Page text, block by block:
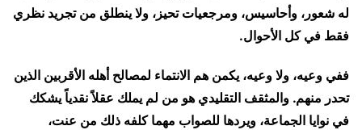
له شعور، وأحاسيس، ومرجعيات تحيز، ولا ينطلق من تجريد نظري
فقط في كل الأحوال.
ففي وعيه، ولا وعيه، يكمن هم الانتماء لمصالح أهله الأقربين الذين
تحدر منهم. والمثقف التقليدي هو من لم يملك عقلاً نقدياً يشكك
في نوايا الجماعة، ويردها للصواب مهما كلفه ذلك من عنت،